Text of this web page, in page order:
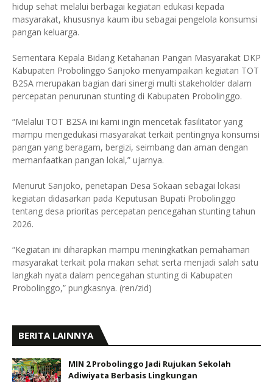
hidup sehat melalui berbagai kegiatan edukasi kepada
masyarakat, khususnya kaum ibu sebagai pengelola konsumsi
pangan keluarga.
Sementara Kepala Bidang Ketahanan Pangan Masyarakat DKP
Kabupaten Probolinggo Sanjoko menyampaikan kegiatan TOT
B2SA merupakan bagian dari sinergi multi stakeholder dalam
percepatan penurunan stunting di Kabupaten Probolinggo.
“Melalui TOT B2SA ini kami ingin mencetak fasilitator yang
mampu mengedukasi masyarakat terkait pentingnya konsumsi
pangan yang beragam, bergizi, seimbang dan aman dengan
memanfaatkan pangan lokal,” ujarnya.
Menurut Sanjoko, penetapan Desa Sokaan sebagai lokasi
kegiatan didasarkan pada Keputusan Bupati Probolinggo
tentang desa prioritas percepatan pencegahan stunting tahun
2026.
“Kegiatan ini diharapkan mampu meningkatkan pemahaman
masyarakat terkait pola makan sehat serta menjadi salah satu
langkah nyata dalam pencegahan stunting di Kabupaten
Probolinggo,” pungkasnya. (ren/zid)
BERITA LAINNYA
MIN 2 Probolinggo Jadi Rujukan Sekolah
Adiwiyata Berbasis Lingkungan